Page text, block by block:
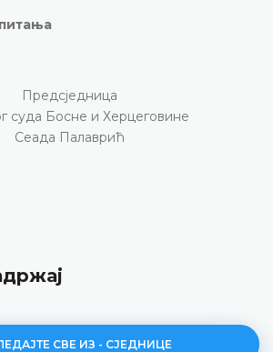
Предсједница
суда Босне и Херцеговине
Сеада Палаврић
СВЕ ИЗ - СЈЕДНИЦЕ